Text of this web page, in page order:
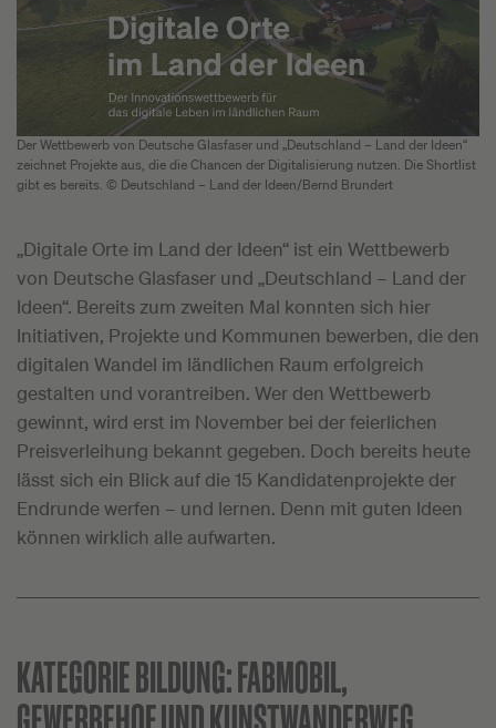
Der Wettbewerb von Deutsche Glasfaser und „Deutschland – Land der Ideen“
zeichnet Projekte aus, die die Chancen der Digitalisierung nutzen. Die Shortlist
gibt es bereits. © Deutschland – Land der Ideen/Bernd Brundert
„Digitale Orte im Land der Ideen“ ist ein Wettbewerb
von Deutsche Glasfaser und „Deutschland – Land der
Ideen“. Bereits zum zweiten Mal konnten sich hier
Initiativen, Projekte und Kommunen bewerben, die den
digitalen Wandel im ländlichen Raum erfolgreich
gestalten und vorantreiben. Wer den Wettbewerb
gewinnt, wird erst im November bei der feierlichen
Preisverleihung bekannt gegeben. Doch bereits heute
lässt sich ein Blick auf die 15 Kandidatenprojekte der
Endrunde werfen – und lernen. Denn mit guten Ideen
können wirklich alle aufwarten.
KATEGORIE BILDUNG:FABMOBIL,